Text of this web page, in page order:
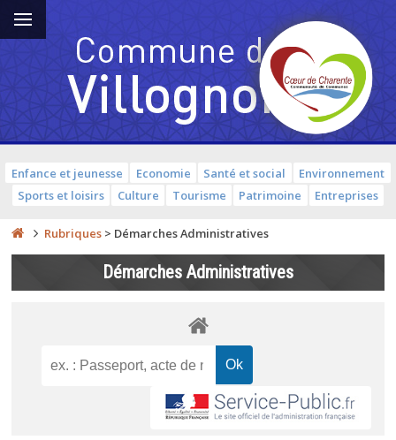
Enfance et jeunesse Economie Santé et social
Environnement
Sports et loisirs
Culture Tourisme Patrimoine Entreprises
Rubriques > Démarches Administratives
Démarches Administratives